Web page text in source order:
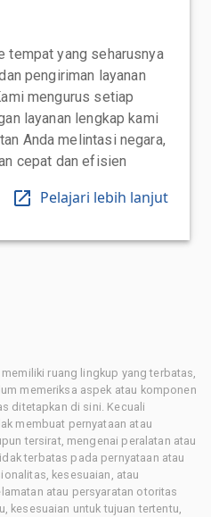
tempat yang seharusnya
pengiriman layanan
mengurus setiap
layanan lengkap kami
Anda melintasi negara,
cepat dan efisien
Pelajari lebih lanjut
ruang lingkup yang terbatas,
memeriksa aspek atau komponen
ditetapkan di sini. Kecuali
membuat pernyataan atau
tersirat, mengenai peralatan atau
terbatas pada pernyataan atau
kesesuaian, atau
atau persyaratan otoritas
kesesuaian untuk tujuan tertentu,